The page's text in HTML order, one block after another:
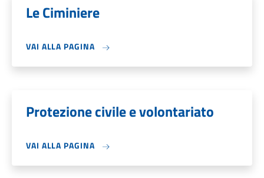
Le Ciminiere
VAI ALLA PAGINA
Protezione civile e volontariato
VAI ALLA PAGINA